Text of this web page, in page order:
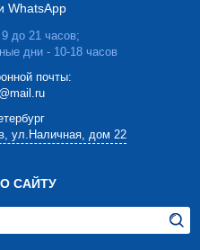
WhatsApp
до 21 часов;
дни - 10-18 часов
почты:
ул.Наличная, дом 22
САЙТУ